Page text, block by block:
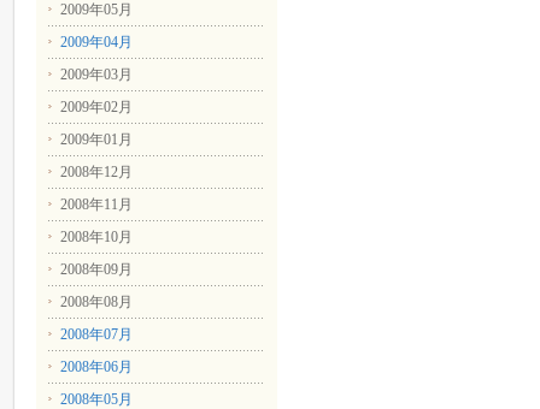
2009年05月
2009年04月
2009年03月
2009年02月
2009年01月
2008年12月
2008年11月
2008年10月
2008年09月
2008年08月
2008年07月
2008年06月
2008年05月